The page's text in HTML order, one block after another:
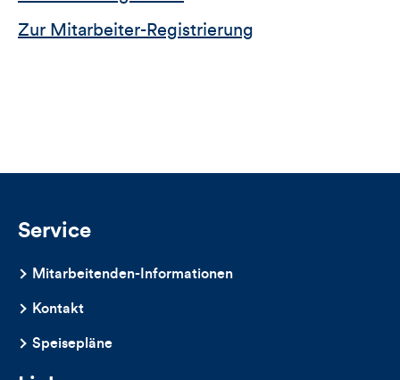
Zur Mitarbeiter-Registrierung
Service
Mitarbeitenden-Informationen
Kontakt
Speisepläne